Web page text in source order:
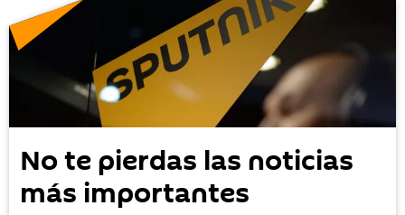
No te pierdas las noticias
más importantes